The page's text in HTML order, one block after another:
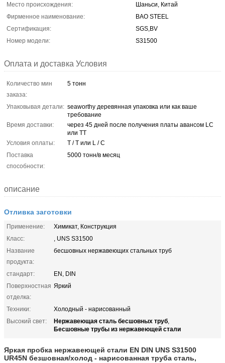
Место происхождения:
Шаньси, Китай
Фирменное наименование:
BAO STEEL
Сертификация:
SGS,BV
Номер модели:
S31500
Оплата и доставка Условия
Количество мин
заказа:
5 тонн
Упаковывая детали: seaworthy деревянная упаковка или как ваше
требование
Время доставки:
через 45 дней после получения платы авансом LC
или TT
Условия оплаты:
T / T или L / C
Поставка
способности:
5000 тонн/в месяц
описание
Отливка заготовки
Применение:
Химикат, Конструкция
Класс:
, UNS S31500
Название
продукта:
бесшовных нержавеющих стальных труб
стандарт:
EN, DIN
Поверхностная
отделка:
Яркий
Техники:
Холодный - нарисованный
Высокий свет:
Нержавеющая сталь бесшовных труб,
Бесшовные трубы из нержавеющей стали
Яркая пробка нержавеющей стали EN DIN UNS S31500
UR45N безшовная/холод - нарисованная труба сталь,